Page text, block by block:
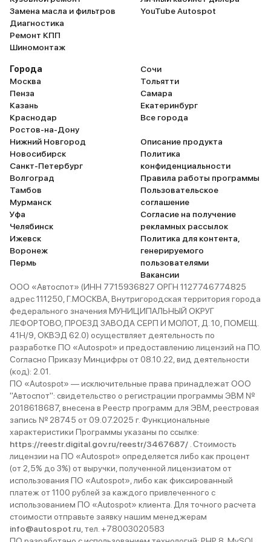
проведите ногой под задним
бампером при открытой машине
(получается не сразу). Штатная
магнитола (она же
переключается в режим карт и
навигации) расположена четко
перпендикулярно. Мне с высоким
ростом это удобно, я на нее как
бы сверху вниз смотрю. А жене с
ее «метр-пятьдесят» ездить в
солнечную погоду не очень
комфортно – она видит блики.
Решили проблемку путем
установки дополнительного
навигатора на панели приборов
там, где ей это удобно. Хочу
разгрузке спины. Тот, кто ездил с
положения. Так вот, максимум
комфорта позволило мне делать
броски на 1200 км в день без
физической усталости, спина не
болела. Машина идет очень
ровно, по трассе не
раскачивается, уверенно держит
дорогу и даже на большой
скорости хорошо проходит
повороты. В ходовке форда куга
нет ничего, что мне бы хотелось
доделать или изменить. Машину
смело порекомендую для
водителей, который понимают,
что лить не то масло, которое
рекомендовано
производителем, пытаясь
сэкономить, или ставить
«аналоговые запчасти»
Нет, даже не так: а
категорически нельзя. При
мультимедиа выводятся
парктроники. Приборы
Коробка-автомат
Пластик на порогах
какая-то. Карты от Гугл
автомобиля вообще
недоделанный. У руля нет
Заднее стекло сильно
Куга великолепно.
с чем сравнить. Форд –
всегда Форд, держит
Замена масла и фильтров
Диагностика
Ремонт КПП
Шиномонтаж
YouTube Autospot
Города
Москва
Пенза
Казань
Краснодар
Ростов-на-Дону
Нижний Новгород
Новосибирск
Санкт-Петербург
Волгоград
Тамбов
Мурманск
Уфа
Челябинск
Ижевск
Воронеж
Пермь
Сочи
Тольятти
Самара
Екатеринбург
Все города
Описание продукта
Политика
конфиденциальности
Правила работы программы
Пользовательское
соглашение
Согласие на получение
рекламных рассылок
Политика для контента,
генерируемого
пользователями
Вакансии
ООО «Автоспот» (ИНН 7715936827 ОРГН 1127746774825
адрес 111250, Г.МОСКВА, Внутригородская территория города
федерального значения МУНИЦИПАЛЬНЫЙ ОКРУГ
ЛЕФОРТОВО, ПРОЕЗД ЗАВОДА СЕРП И МОЛОТ, Д. 10, ПОМЕЩ.
41Н/9, ОКВЭД 62.0) осуществляет деятельность по
разработке ПО «Autospot» и предоставлению лицензий на ПО.
Согласно Приказу Минцифры от 08.10.22, вид деятельности
(код): 2.01.
ПО «Autospot» — исключительные права принадлежат ООО
"Автоспот": свидетельство о регистрации программы ЭВМ №
2018618687, внесена в Реестр программ для ЭВМ, реестровая
запись № 28745 от 09.07.2025 г. Функциональные
характеристики Программы указаны по ссылке:
https://reestr.digital.gov.ru/reestr/3467687/ . Стоимость
лицензии на ПО «Autospot» определяется либо как процент
(от 2,5% до 3%) от выручки, полученной лицензиатом от
использования ПО «Autospot», либо как фиксированный
платеж от 1100 рублей за каждого привлеченного с
использованием ПО «Autospot» клиента. Для точного расчета
стоимости отправьте заявку нашим менеджерам
info@autospot.ru , тел. +78003020583